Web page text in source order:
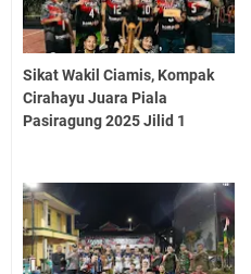
Sikat Wakil Ciamis, Kompak
Cirahayu Juara Piala
Pasiragung 2025 Jilid 1